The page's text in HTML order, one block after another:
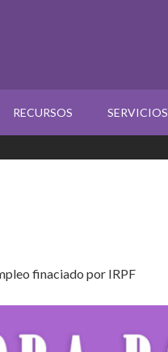
RECURSOS SERVICIOS
finaciado por IRPF